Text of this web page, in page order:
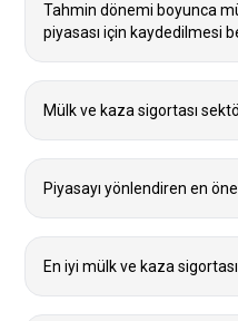
Tahmin dönemi boyunca
piyasası için kaydedilmesi
Mülk ve kaza sigortası
Piyasayı yönlendiren en
En iyi mülk ve kaza